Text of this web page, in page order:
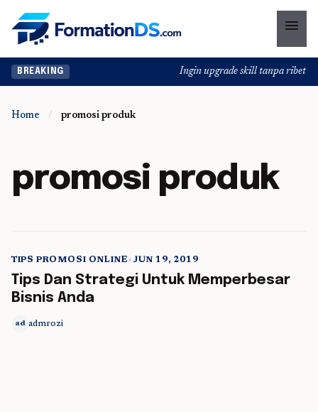
menu
BREAKING Ingin upgrade skill tanpa ribet?
Home / promosi produk
promosi produk
5 min read
TIPS PROMOSI ONLINE• JUN 19, 2019
Tips Dan Strategi Untuk Memperbesar
Bisnis Anda
ad admrozi